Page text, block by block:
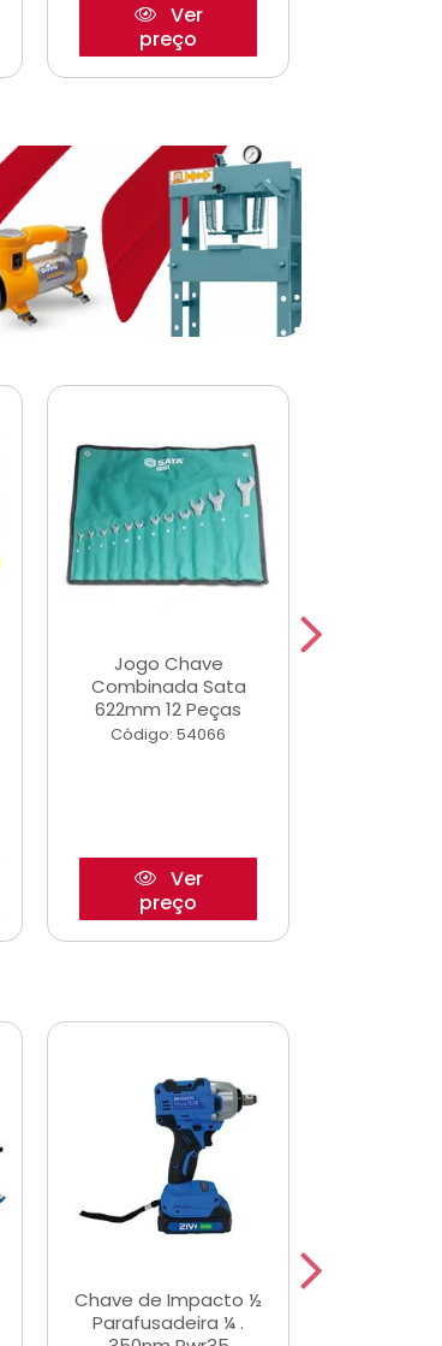
Ver
preço
Jogo Chave
Combinada Sata
622mm 12 Peças
Código: 54066
Ver
preço
Chave de Impacto ½
Parafusadeira ¼ .